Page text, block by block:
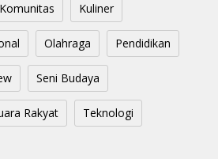
Komunitas Kuliner
Olahraga Pendidikan
Seni Budaya
Rakyat Teknologi